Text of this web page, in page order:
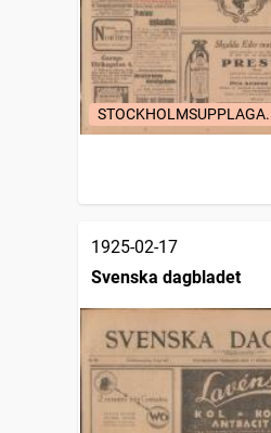
1925-02-17
Svenska dagbladet